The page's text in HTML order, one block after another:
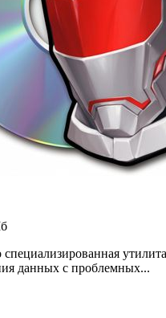
данных с проблемных...